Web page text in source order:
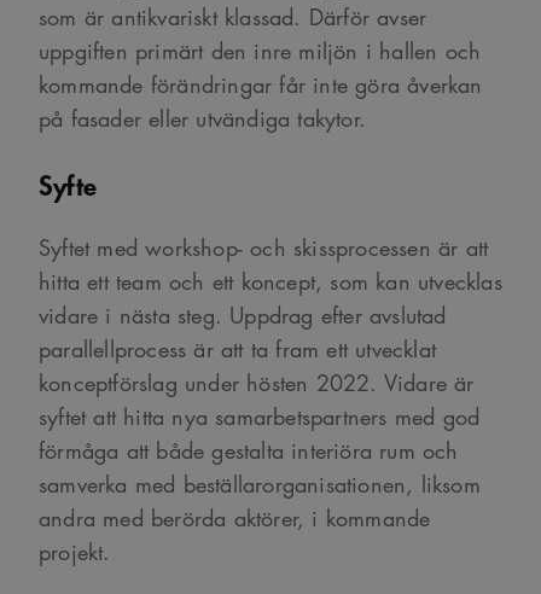
som är antikvariskt klassad. Därför avser
uppgiften primärt den inre miljön i hallen och
kommande förändringar får inte göra åverkan
på fasader eller utvändiga takytor.
Syfte
Syftet med workshop- och skissprocessen är att
hitta ett team och ett koncept, som kan utvecklas
vidare i nästa steg. Uppdrag efter avslutad
parallellprocess är att ta fram ett utvecklat
konceptförslag under hösten 2022. Vidare är
syftet att hitta nya samarbetspartners med god
förmåga att både gestalta interiöra rum och
samverka med beställarorganisationen, liksom
andra med berörda aktörer, i kommande
projekt.